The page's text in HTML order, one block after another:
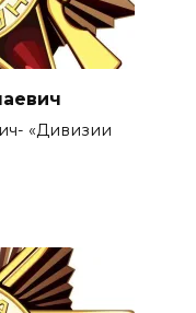
«Дивизии